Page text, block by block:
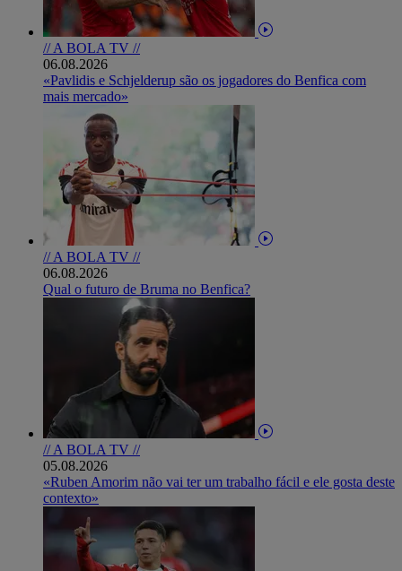
// A BOLA TV //
06.08.2026
«Pavlidis e Schjelderup são os jogadores do Benfica com
mais mercado»
// A BOLA TV //
06.08.2026
Qual o futuro de Bruma no Benfica?
// A BOLA TV //
05.08.2026
«Ruben Amorim não vai ter um trabalho fácil e ele gosta deste
contexto»